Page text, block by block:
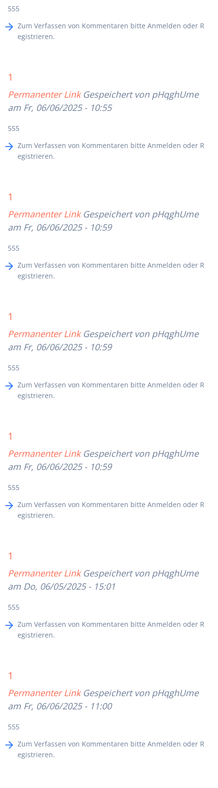
555
Zum Verfassen von Kommentaren bitte Anmelden oder R
egistrieren.
1
Permanenter Link Gespeichert von pHqghUme
am Fr, 06/06/2025 - 10:55
555
Zum Verfassen von Kommentaren bitte Anmelden oder R
egistrieren.
1
Permanenter Link Gespeichert von pHqghUme
am Fr, 06/06/2025 - 10:59
555
Zum Verfassen von Kommentaren bitte Anmelden oder R
egistrieren.
1
Permanenter Link Gespeichert von pHqghUme
am Fr, 06/06/2025 - 10:59
555
Zum Verfassen von Kommentaren bitte Anmelden oder R
egistrieren.
1
Permanenter Link Gespeichert von pHqghUme
am Fr, 06/06/2025 - 10:59
555
Zum Verfassen von Kommentaren bitte Anmelden oder R
egistrieren.
1
Permanenter Link Gespeichert von pHqghUme
am Do, 06/05/2025 - 15:01
555
Zum Verfassen von Kommentaren bitte Anmelden oder R
egistrieren.
1
Permanenter Link Gespeichert von pHqghUme
am Fr, 06/06/2025 - 11:00
555
Zum Verfassen von Kommentaren bitte Anmelden oder R
egistrieren.